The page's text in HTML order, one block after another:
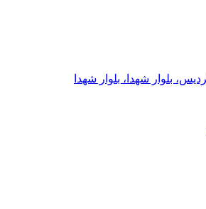
بلوار شهدا، بلوار شهدا